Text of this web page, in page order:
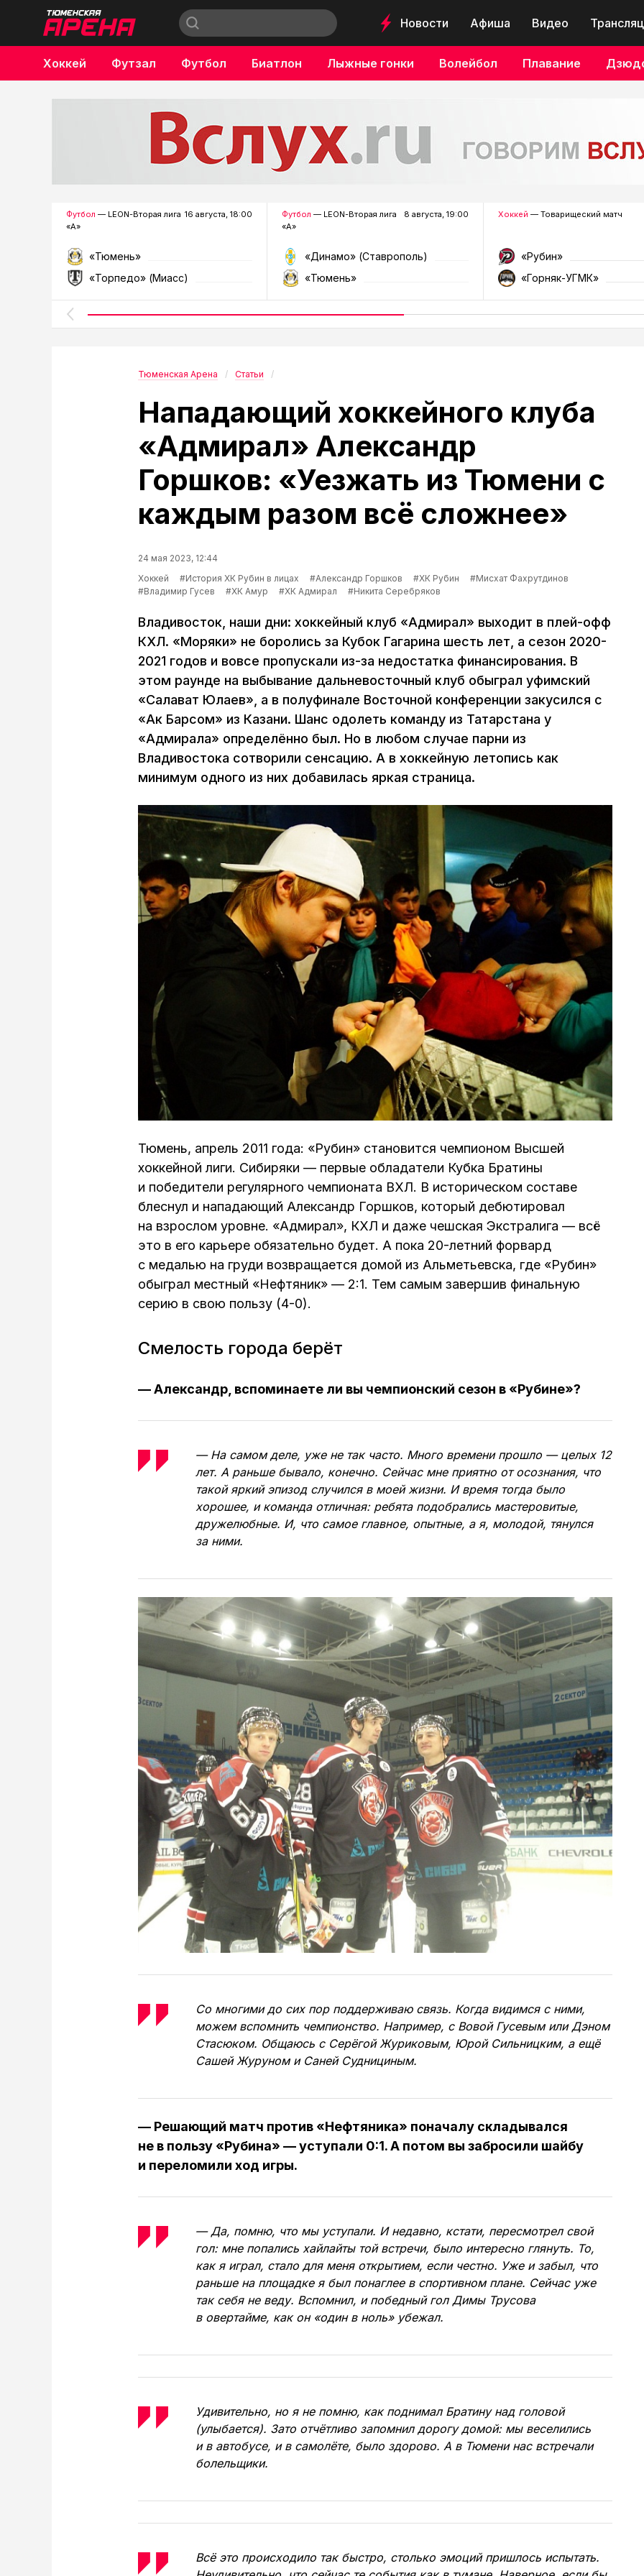
Новости Афиша Видео
Хоккей Футзал Футбол Биатлон Лыжные гонки Волейбол Плавание
Бокс
Футбол — LEON-Вторая лига
«А»
16 августа, 18:00
«Тюмень»
«Торпедо» (Миасс)
Футбол — LEON-Вторая лига
«А»
8 августа, 19:00
«Динамо» (Ставрополь)
«Тюмень»
Хоккей — Товарищеский матч
«Рубин»
«Горняк-УГМК»
Тюменская Арена Статьи
Нападающий хоккейного клуба
«Адмирал» Александр
Горшков: «Уезжать из Тюмени с
каждым разом всё сложнее»
24 мая 2023, 12:44
Хоккей
#История ХК Рубин в лицах #Александр Горшков #ХК Рубин
#Мисхат Фахрутдинов
#Владимир Гусев
#ХК Амур #ХК Адмирал #Никита Серебряков
Владивосток, наши дни: хоккейный клуб «Адмирал» выходит в плей-офф
КХЛ. «Моряки» не боролись за Кубок Гагарина шесть лет, а сезон 2020-
2021 годов и вовсе пропускали из-за недостатка финансирования. В
этом раунде на выбывание дальневосточный клуб обыграл уфимский
«Салават Юлаев», а в полуфинале Восточной конференции закусился с
«Ак Барсом» из Казани. Шанс одолеть команду из Татарстана у
«Адмирала» определённо был. Но в любом случае парни из
Владивостока сотворили сенсацию. А в хоккейную летопись как
минимум одного из них добавилась яркая страница.
Тюмень, апрель 2011 года: «Рубин» становится чемпионом Высшей
хоккейной лиги. Сибиряки — первые обладатели Кубка Братины
и победители регулярного чемпионата ВХЛ. В историческом составе
блеснул и нападающий Александр Горшков, который дебютировал
на взрослом уровне. «Адмирал», КХЛ и даже чешская Экстралига — всё
это в его карьере обязательно будет. А пока 20-летний форвард
с медалью на груди возвращается домой из Альметьевска, где «Рубин»
обыграл местный «Нефтяник» — 2:1. Тем самым завершив финальную
серию в свою пользу (4-0).
Смелость города берёт
— Александр, вспоминаете ли вы чемпионский сезон в «Рубине»?
— На самом деле, уже не так часто. Много времени прошло — целых 12
лет. А раньше бывало, конечно. Сейчас мне приятно от осознания, что
такой яркий эпизод случился в моей жизни. И время тогда было
хорошее, и команда отличная: ребята подобрались мастеровитые,
дружелюбные. И, что самое главное, опытные, а я, молодой, тянулся
за ними.
Со многими до сих пор поддерживаю связь. Когда видимся с ними,
можем вспомнить чемпионство. Например, с Вовой Гусевым или Дэном
Стасюком. Общаюсь с Серёгой Журиковым, Юрой Сильницким, а ещё
Сашей Журуном и Саней Суднициным.
— Решающий матч против «Нефтяника» поначалу складывался
не в пользу «Рубина» — уступали 0:1. А потом вы забросили шайбу
и переломили ход игры.
— Да, помню, что мы уступали. И недавно, кстати, пересмотрел свой
гол: мне попались хайлайты той встречи, было интересно глянуть. То,
как я играл, стало для меня открытием, если честно. Уже и забыл, что
раньше на площадке я был понаглее в спортивном плане. Сейчас уже
так себя не веду. Вспомнил, и победный гол Димы Трусова
в овертайме, как он «один в ноль» убежал.
Удивительно, но я не помню, как поднимал Братину над головой
(улыбается). Зато отчётливо запомнил дорогу домой: мы веселились
и в автобусе, и в самолёте, было здорово. А в Тюмени нас встречали
болельщики.
Всё это происходило так быстро, столько эмоций пришлось испытать.